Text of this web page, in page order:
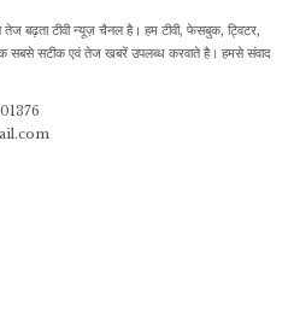
बढ़ता टीवी न्यूज़ चैनल है। हम टीवी, फेसबुक, ट्विटर,
सबसे सटीक एवं तेज खबरें उपलब्ध करवाते है। हमसे संवाद